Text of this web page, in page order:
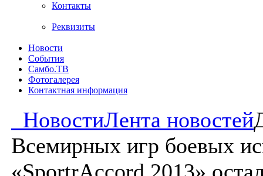
Контакты
Реквизиты
Новости
События
Самбо.ТВ
Фотогалерея
Контактная информация
НовостиЛента новостей
Всемирных игр боевых